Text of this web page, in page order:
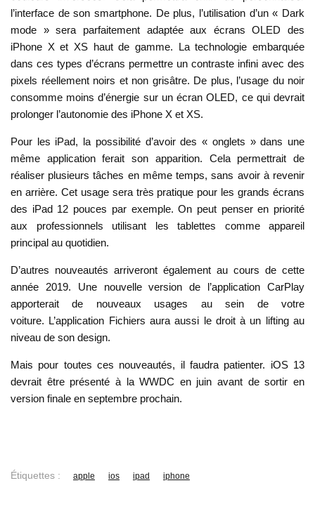
l’interface de son smartphone. De plus, l’utilisation d’un « Dark
mode » sera parfaitement adaptée aux écrans OLED des
iPhone X et XS haut de gamme. La technologie embarquée
dans ces types d’écrans permettre un contraste infini avec des
pixels réellement noirs et non grisâtre. De plus, l’usage du noir
consomme moins d’énergie sur un écran OLED, ce qui devrait
prolonger l’autonomie des iPhone X et XS.
Pour les iPad, la possibilité d’avoir des « onglets » dans une
même application ferait son apparition. Cela permettrait de
réaliser plusieurs tâches en même temps, sans avoir à revenir
en arrière. Cet usage sera très pratique pour les grands écrans
des iPad 12 pouces par exemple. On peut penser en priorité
aux professionnels utilisant les tablettes comme appareil
principal au quotidien.
D’autres nouveautés arriveront également au cours de cette
année 2019. Une nouvelle version de l’application CarPlay
apporterait de nouveaux usages au sein de votre
voiture. L’application Fichiers aura aussi le droit à un lifting au
niveau de son design.
Mais pour toutes ces nouveautés, il faudra patienter. iOS 13
devrait être présenté à la WWDC en juin avant de sortir en
version finale en septembre prochain.
Étiquettes : apple ios ipad iphone